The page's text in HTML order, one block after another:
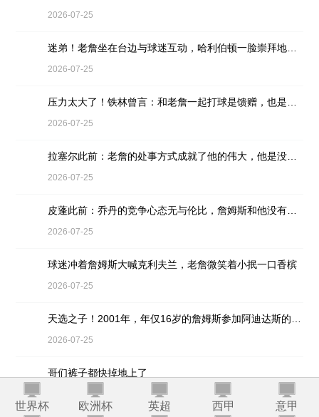
2026-07-25
2026-07-25
2026-07-25
2026-07-25
2026-07-25
球迷冲着詹姆斯大喊克利夫兰，老詹微笑着小抿一口香槟
2026-07-25
2026-07-25
哥们裤子都快掉地上了
2026-07-21
世界杯 欧洲杯 英超 西甲 意甲